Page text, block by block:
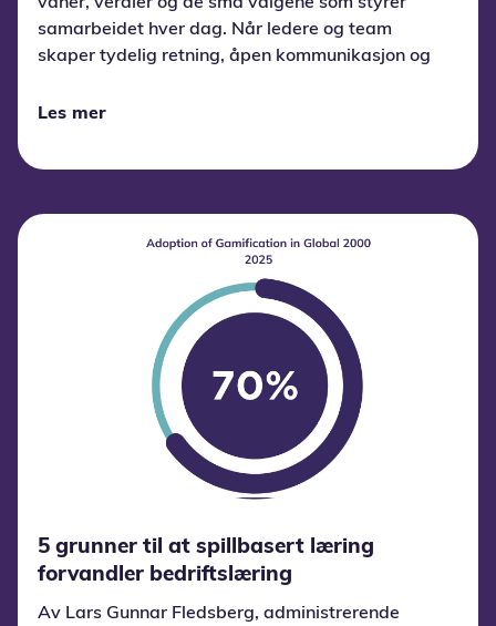
samarbeidet hver dag. Når ledere og team
skaper tydelig retning, åpen kommunikasjon og
prestasjon og innovasjon.
Les mer
5 grunner til at spillbasert læring
forvandler bedriftslæring
Av Lars Gunnar Fledsberg, administrerende